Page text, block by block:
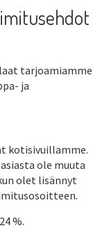
tarjoamiamme
ja
kotisivuillamme.
ole muuta
olet lisännyt
%.